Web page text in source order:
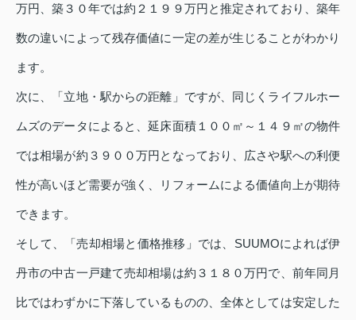
万円、築３０年では約２１９９万円と推定されており、築年
数の違いによって残存価値に一定の差が生じることがわかり
ます。
次に、「立地・駅からの距離」ですが、同じくライフルホー
ムズのデータによると、延床面積１００㎡～１４９㎡の物件
では相場が約３９００万円となっており、広さや駅への利便
性が高いほど需要が強く、リフォームによる価値向上が期待
できます。
そして、「売却相場と価格推移」では、SUUMOによれば伊
丹市の中古一戸建て売却相場は約３１８０万円で、前年同月
比ではわずかに下落しているものの、全体としては安定した